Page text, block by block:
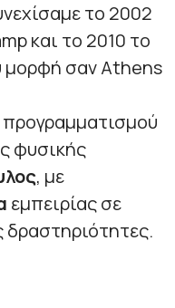
το 2002
και το 2010 το
μορφή σαν Athens
προγραμματισμού
φυσικής
, με
εμπειρίας σε
δραστηριότητες.